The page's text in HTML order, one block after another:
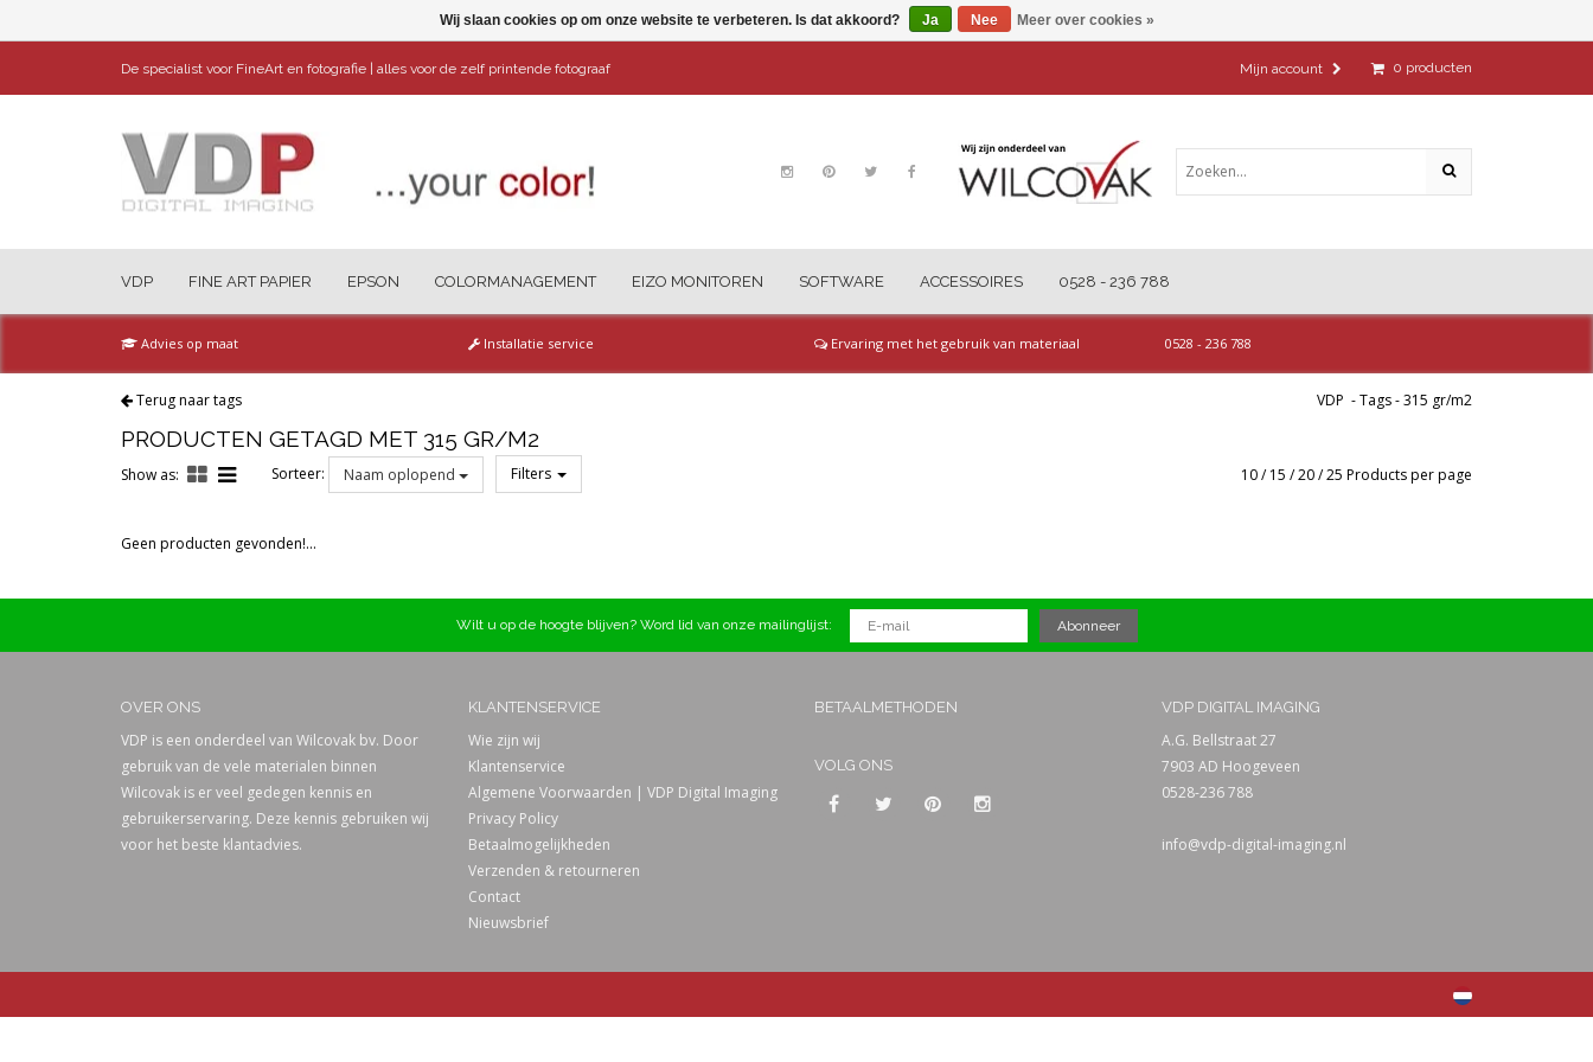
De specialist voor FineArt en fotografie | alles voor de zelf printende fotograaf 0 producten
Mijn account
VDP FINE ART PAPIER EPSON COLORMANAGEMENT EIZO MONITOREN SOFTWARE ACCESSOIRES 0528 - 236 788
Advies op maat Installatie service Ervaring met het gebruik van materiaal 0528 - 236 788
Terug naar tags VDP -Tags-315 gr/m2
PRODUCTEN GETAGD MET 315 GR/M2
10/15 /20/25 Products per page
Show as: Sorteer: Naam oplopend Filters
Prijs
Geen producten gevonden!...
Wilt u op de hoogte blijven? Word lid van onze mailinglijst:
OVER ONS
VDP is een onderdeel van Wilcovak bv. Door
gebruik van de vele materialen binnen
Wilcovak is er veel gedegen kennis en
gebruikerservaring. Deze kennis gebruiken wij
voor het beste klantadvies.
KLANTENSERVICE
Wie zijn wij
Klantenservice
Algemene Voorwaarden | VDP Digital Imaging
Privacy Policy
Betaalmogelijkheden
Verzenden & retourneren
Contact
Nieuwsbrief
BETAALMETHODEN
VOLG ONS
VDP DIGITAL IMAGING
A.G. Bellstraat 27
7903 AD Hoogeveen
0528-236 788
info@vdp-digital-imaging.nl
Wij slaan cookies op om onze website te verbeteren. Is dat akkoord? Ja Nee Meer over cookies »